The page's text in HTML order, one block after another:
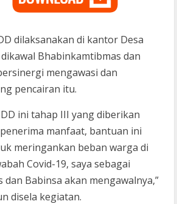
dilaksanakan di kantor Desa
Bhabinkamtibmas dan
mengawasi dan
pencairan itu.
ini tahap III yang diberikan
manfaat, bantuan ini
meringankan beban warga di
Covid-19, saya sebagai
Babinsa akan mengawalnya,”
disela kegiatan.